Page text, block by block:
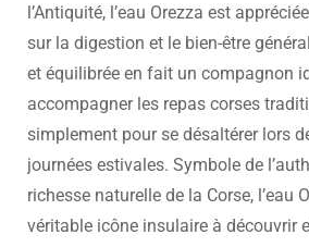
l’Antiquité, l’eau Orezza est
sur la digestion et le bien-être
et équilibrée en fait un compagnon
accompagner les repas corses
simplement pour se désaltérer lors
journées estivales. Symbole de
richesse naturelle de la Corse, l’eau
véritable icône insulaire à découvrir